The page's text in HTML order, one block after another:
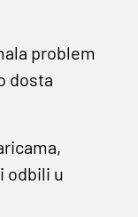
problem
dosta
odbili u